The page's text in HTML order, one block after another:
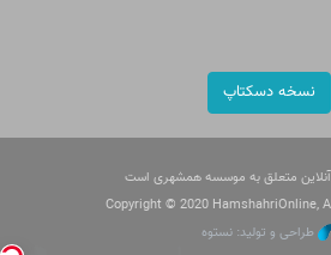
نسخه دسکتاپ
متعلق به موسسه همشهری است
Copyright © 2020 HamshahriOnline,
طراحی و تولید: نستوه